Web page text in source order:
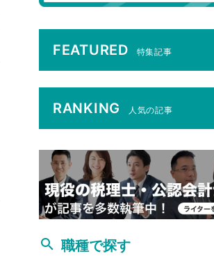
FEATURED 特集記事
RANKING 人気の記事
職種で探す